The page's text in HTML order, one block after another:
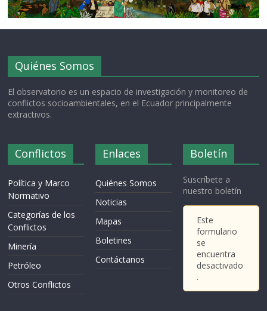
Quiénes Somos
El observatorio es un espacio de investigación y monitoreo de
conflictos socioambientales, en el Ecuador principalmente
extractivos.
Conflictos
Política y Marco
Normativo
Categorías de los
Conflictos
Minería
Petróleo
Otros Conflictos
Enlaces
Quiénes Somos
Noticias
Mapas
Boletines
Contáctanos
Boletín
Suscríbete a
nuestro boletín
Este
formulario
se
encuentra
desactivado
.